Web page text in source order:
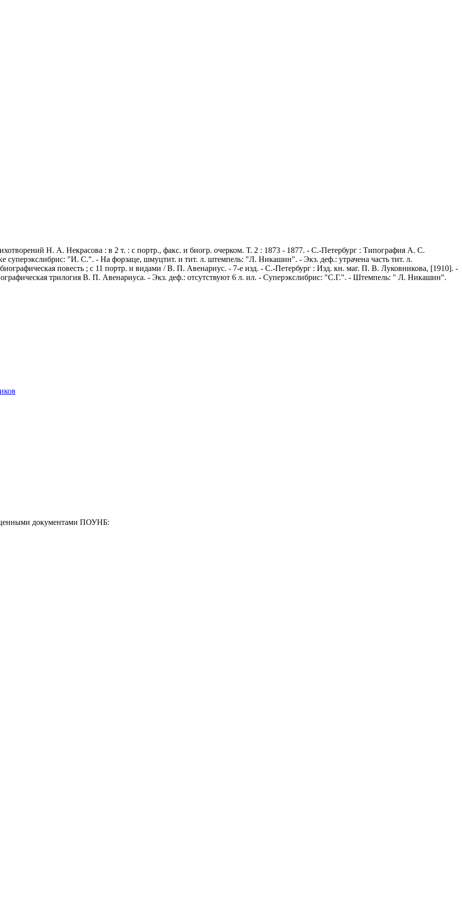
Н. А. Некрасова : в 2 т. : с портр., факс. и биогр. очерком. Т. 2 : 1873 - 1877. - С.-Петербург : Типография А. С.
суперэкслибрис: "И. С.". - На форзаце, шмуцтит. и тит. л. штемпель: "Л. Никашин". - Экз. деф.: утрачена часть тит. л.
повесть ; с 11 портр. и видами / В. П. Авенариус. - 7-е изд. - С.-Петербург : Изд. кн. маг. П. В. Луковникова, [1910]. -
трилогия В. П. Авенариуса. - Экз. деф.: отсутствуют 6 л. ил. - Суперэкслибрис: "С.Г.". - Штемпель: " Л. Никашин".
ценными документами ПОУНБ: